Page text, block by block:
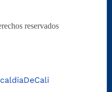
reservados